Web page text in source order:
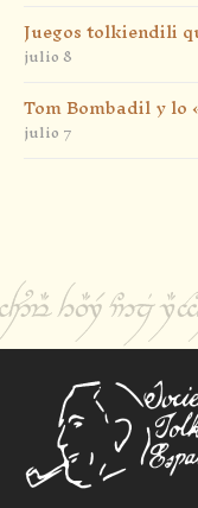
Juegos tolkiendili
julio 8
Tom Bombadil y
julio 7